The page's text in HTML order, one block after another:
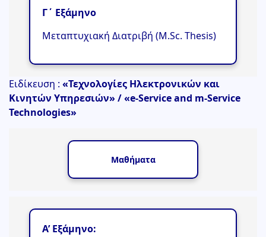
Γ΄ Εξάμηνο
Μεταπτυχιακή Διατριβή (M.Sc. Thesis)
Ειδίκευση : «Τεχνολογίες Ηλεκτρονικών και
Κινητών Υπηρεσιών» / «e-Service and m-Service
Technologies»
Μαθήματα
Α’Εξάμηνο: